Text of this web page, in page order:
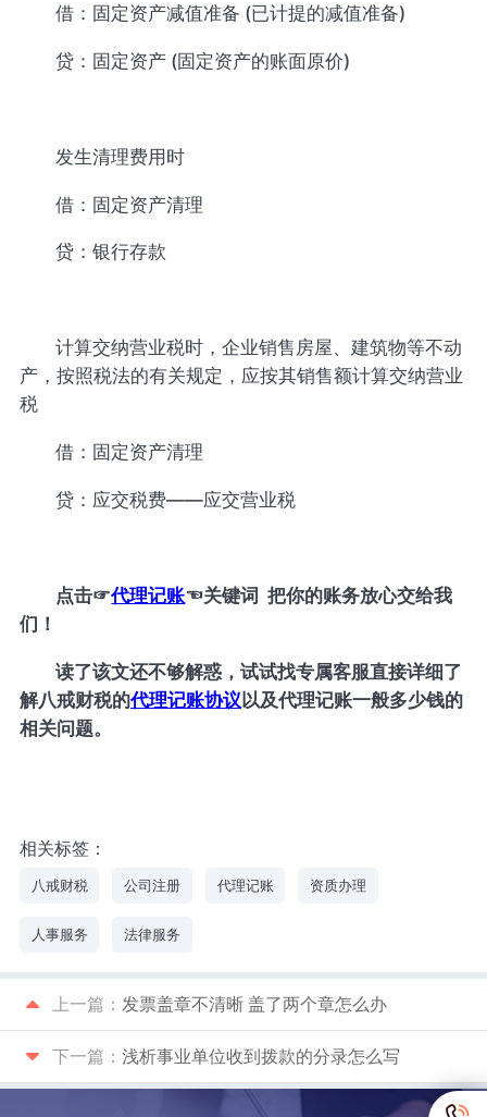
借：固定资产减值准备 (已计提的减值准备)
贷：固定资产 (固定资产的账面原价)
发生清理费用时
借：固定资产清理
贷：银行存款
计算交纳营业税时，企业销售房屋、建筑物等不动
产，按照税法的有关规定，应按其销售额计算交纳营业
税
借：固定资产清理
贷：应交税费——应交营业税
点击☞代理记账☜关键词 把你的账务放心交给我
们！
读了该文还不够解惑，试试找专属客服直接详细了
解八戒财税的代理记账协议 以及代理记账一般多少钱的
相关问题。
相关标签：
八戒财税 公司注册 代理记账 资质办理
人事服务 法律服务
上一篇： 发票盖章不清晰 盖了两个章怎么办
下一篇： 浅析事业单位收到拨款的分录怎么写